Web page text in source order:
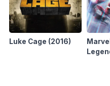
Luke Cage (2016)